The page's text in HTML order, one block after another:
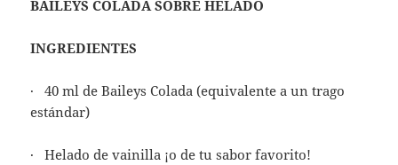
BAILEYS COLADA SOBRE HELADO
INGREDIENTES
· 40 ml de Baileys Colada (equivalente a un trago
estándar)
· Helado de vainilla ¡o de tu sabor favorito!